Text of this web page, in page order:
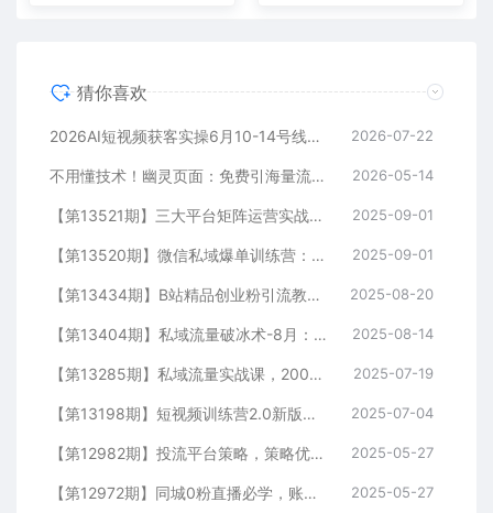
猜你喜欢
2026AI短视频获客实操6月10-14号线下营，解决视频没流量无客户难题，全套脚本模板实现流量变现 2026-07-22
不用懂技术！幽灵页面：免费引海量流量，匿名做细分领域头部 2026-05-14
【第13521期】三大平台矩阵运营实战：掌握月引流10000+线索的矩阵打法与平台合规策略 2025-09-01
【第13520期】微信私域爆单训练营：一场公开课成交33单案例，99元自动训练营批量变现术 2025-09-01
【第13434期】B站精品创业粉引流教程，团队亲测有效全套引流技术 2025-08-20
【第13404期】私域流量破冰术-8月：52页SOP电子书、11小时录音及10+实战案例视频 2025-08-14
【第13285期】私域流量实战课，200人团队运营模型，矩阵引流技术，高客单私聊转化策略 2025-07-19
【第13198期】短视频训练营2.0新版，7大流量密码/钩子设计技巧/私域引流/DOU+投放指南 2025-07-04
【第12982期】投流平台策略，策略优化实操，解决投流5大痛点，4步实现精准引流 2025-05-27
【第12972期】同城0粉直播必学，账号定位，绿幕搭建，精准千粉引流实战攻略 2025-05-27